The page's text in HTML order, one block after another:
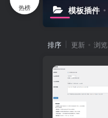
模板插件
排序 更新 浏览
热榜